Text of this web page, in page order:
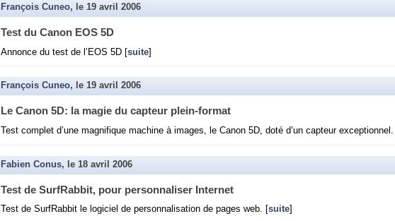
François Cuneo, le 19 avril 2006
Test du Canon EOS 5D
An­nonce du test de l’EOS 5D [suite]
François Cuneo, le 19 avril 2006
Le Canon 5D: la magie du cap­teur plein-for­mat
Test com­plet d’une ma­gni­fique ma­chine à images, le Canon 5D, doté d’un cap­teur ex­cep­tion­nel. [
Fabien Conus, le 18 avril 2006
Test de Sur­fRab­bit, pour per­son­na­li­ser In­ter­net
Test de Sur­fRab­bit le lo­gi­ciel de per­son­na­li­sa­tion de pages web. [ suite